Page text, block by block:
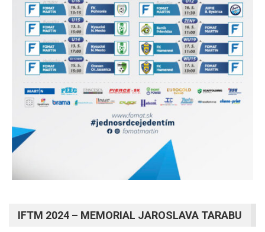
IFTM 2024 – MEMORIAL JAROSLAVA TARABU